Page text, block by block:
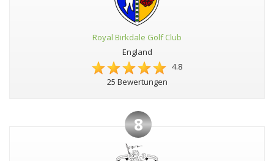
Royal Birkdale Golf Club
England
4.8
25 Bewertungen
8